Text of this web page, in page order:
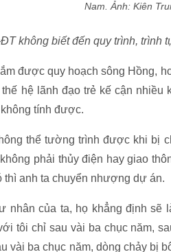
Nam. Ảnh: Kiên
không biết đến quy trình, trình
được quy hoạch sông Hồng,
hệ lãnh đạo trẻ kế cận
tính được.
thể tường trình được khi bị
phải thủy điện hay giao
thì anh ta chuyển nhượng dự án.
nhân của ta, họ khẳng định sẽ
tôi chỉ sau vài ba chục năm,
vài ba chục năm, dòng chảy bị